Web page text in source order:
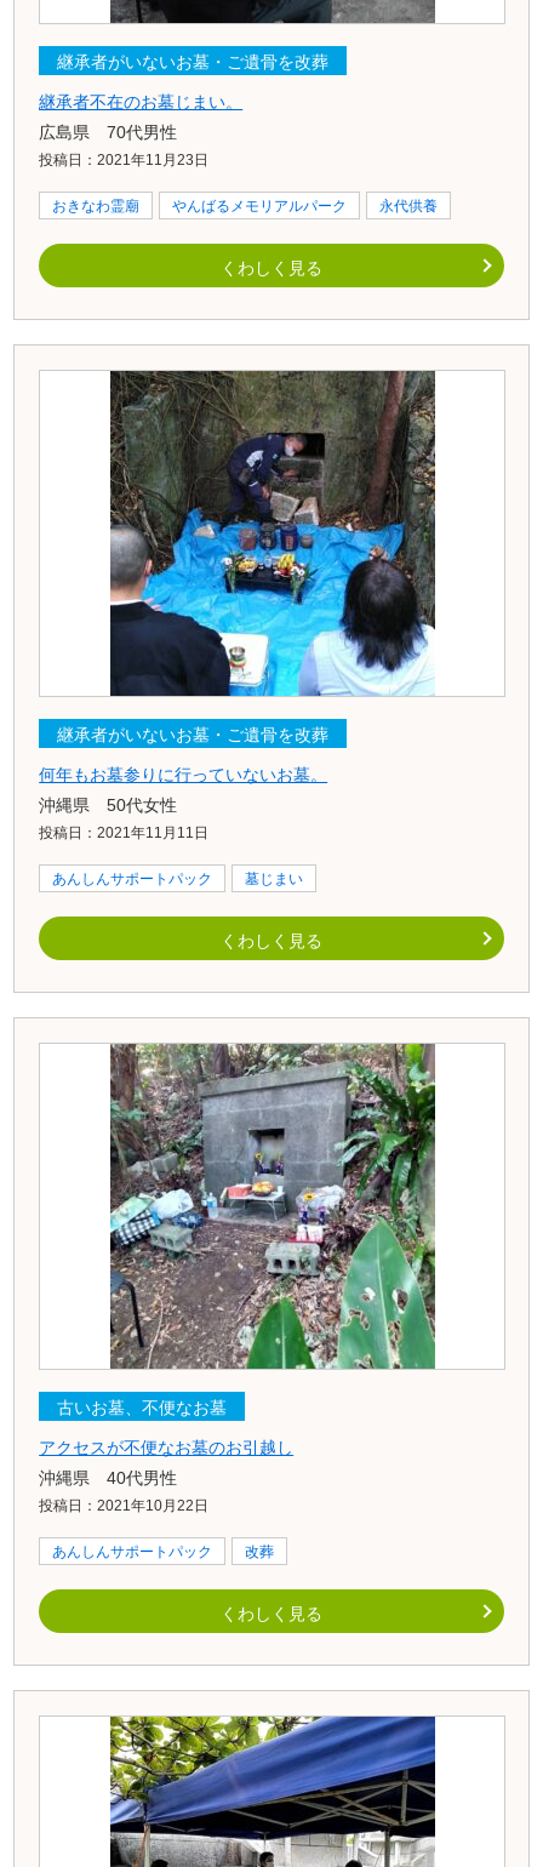
継承者がいないお墓・ご遺骨を改葬
継承者不在のお墓じまい。
広島県 70代男性
投稿日：2021年11月23日
おきなわ霊廟 やんばるメモリアルパーク 永代供養
くわしく見る
継承者がいないお墓・ご遺骨を改葬
何年もお墓参りに行っていないお墓。
沖縄県 50代女性
投稿日：2021年11月11日
あんしんサポートパック 墓じまい
くわしく見る
古いお墓、不便なお墓
アクセスが不便なお墓のお引越し
沖縄県 40代男性
投稿日：2021年10月22日
あんしんサポートパック 改葬
くわしく見る